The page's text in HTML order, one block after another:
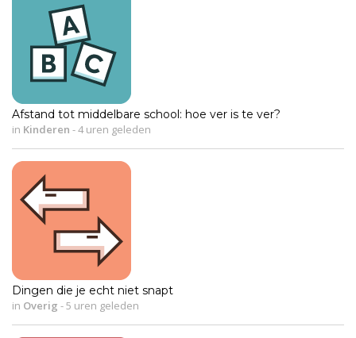
Afstand tot middelbare school: hoe ver is te ver?
in Kinderen -4 uren geleden
Dingen die je echt niet snapt
in Overig -5 uren geleden